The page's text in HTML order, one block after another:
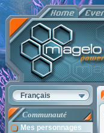
Français
Communauté
Mes personnages